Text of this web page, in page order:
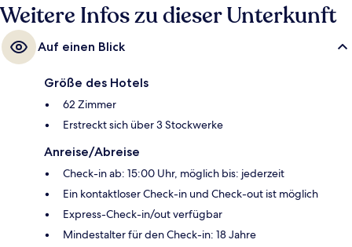
Weitere Infos zu dieser Unterkunft
Auf einen Blick
Größe des Hotels
62 Zimmer
Erstreckt sich über 3 Stockwerke
Anreise/Abreise
Check-in ab: 15:00 Uhr, möglich bis: jederzeit
Ein kontaktloser Check-in und Check-out ist möglich
Express-Check-in/out verfügbar
Mindestalter für den Check-in: 18 Jahre